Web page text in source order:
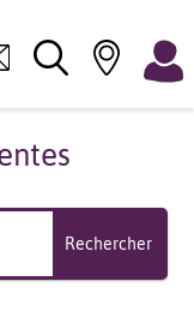
Rechercher